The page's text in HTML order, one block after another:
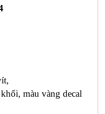
màu vàng decal